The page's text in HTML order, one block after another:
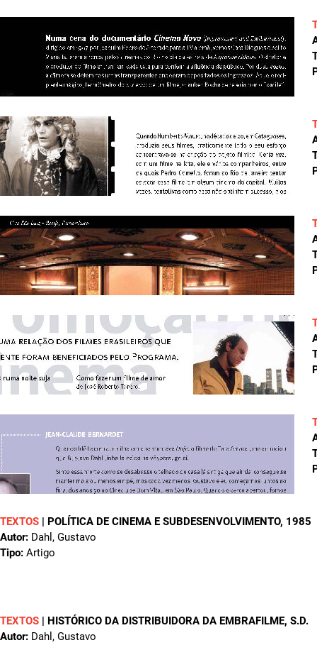
TEXTOS | POLÍTICA DE CINEMA E SUBDESENVOLVIMENTO, 1985
Autor: Dahl, Gustavo
Tipo: Artigo
TEXTOS | HISTÓRICO DA DISTRIBUIDORA DA EMBRAFILME, S.D.
Autor: Dahl, Gustavo